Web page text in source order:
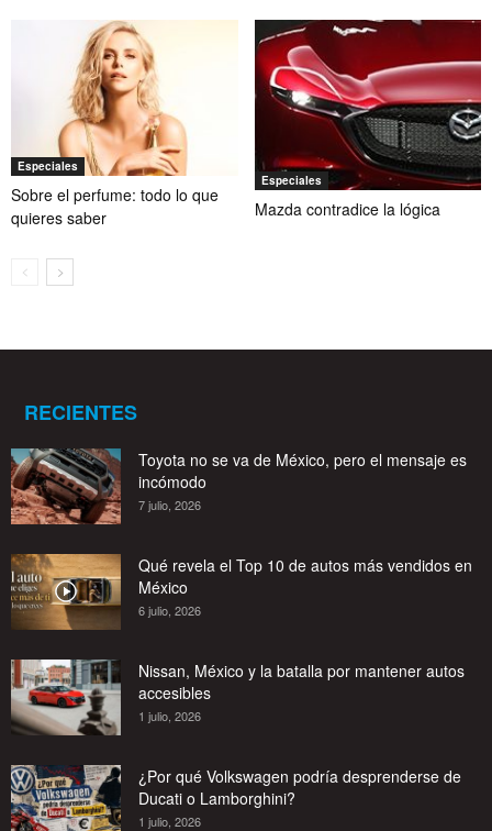
Especiales
Sobre el perfume: todo lo que
quieres saber
Especiales
Mazda contradice la lógica
RECIENTES
Toyota no se va de México, pero el mensaje es
incómodo
7 julio, 2026
Qué revela el Top 10 de autos más vendidos en
México
6 julio, 2026
Nissan, México y la batalla por mantener autos
accesibles
1 julio, 2026
¿Por qué Volkswagen podría desprenderse de
Ducati o Lamborghini?
1 julio, 2026